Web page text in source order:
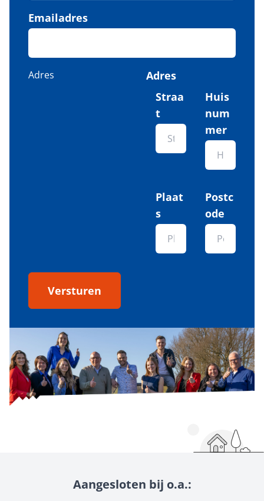
Emailadres
Adres
Adres
Straa
t
Huis
num
mer
Plaat
s
Postc
ode
Versturen
Aangesloten bij o.a.: